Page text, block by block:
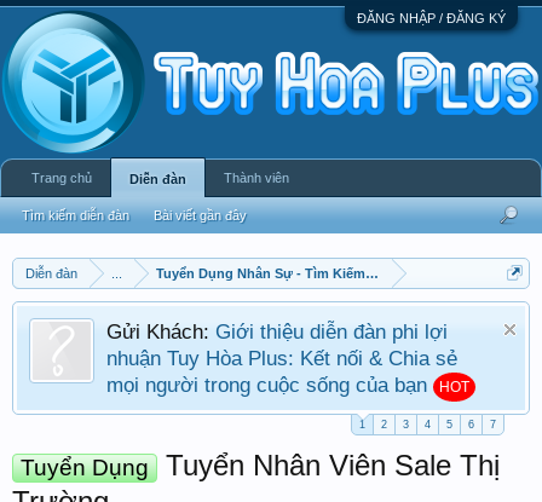
ĐĂNG NHẬP / ĐĂNG KÝ
Diễn đàn Tuyển Dụng Nhân Sự - Tìm Kiếm Việc Làm
Gửi Khách: Giới thiệu diễn đàn phi lợi
nhuận Tuy Hòa Plus: Kết nối & Chia sẻ
mọi người trong cuộc sống của bạn
HOT
1 2 3 4 5 6 7
Tuyển Dụng
Tuyển Nhân Viên Sale Thị
Trang chủ Diễn đàn
Tìm kiếm diễn đàn Bài viết gần đây
Thành viên